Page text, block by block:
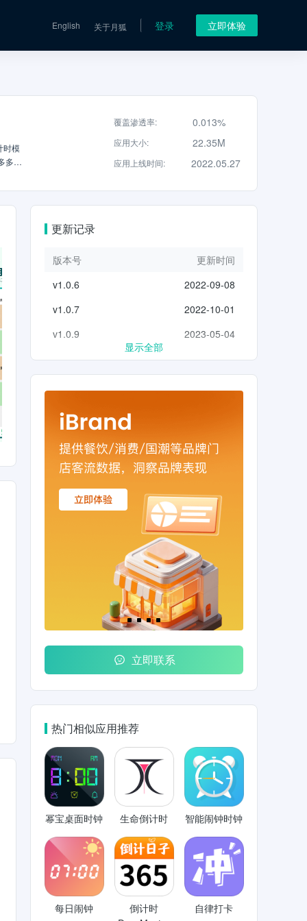
English 关于月狐 登录 立即体验
时模
多、
覆盖渗透率: 0.013%
应用大小: 22.35M
应用上线时间: 2022.05.27
更新记录
版本号
更新时间
v1.0.6
2022-09-08
v1.0.7
2022-10-01
v1.0.9
2023-05-04
显示全部
立即联系
热门相似应用推荐
幂宝桌面时钟 生命倒计时 智能闹钟时钟
每日闹钟
倒计时
自律打卡